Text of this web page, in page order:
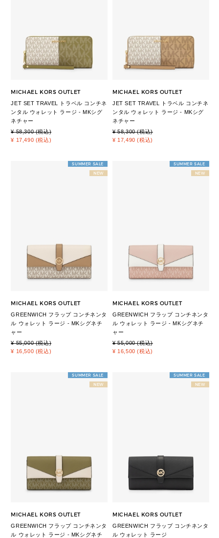
MICHAEL KORS OUTLET
JET SET TRAVEL トラベル コンチネ
ンタル ウォレット ラージ - MKシグ
ネチャー
¥ 58,300 (税込)
¥ 17,490 (税込)
MICHAEL KORS OUTLET
JET SET TRAVEL トラベル コンチネ
ンタル ウォレット ラージ - MKシグ
ネチャー
¥ 58,300 (税込)
¥ 17,490 (税込)
SUMMER SALE
NEW
MICHAEL KORS OUTLET
GREENWICH フラップ コンチネンタ
ル ウォレット ラージ - MKシグネチ
ャー
¥ 55,000 (税込)
¥ 16,500 (税込)
SUMMER SALE
NEW
MICHAEL KORS OUTLET
GREENWICH フラップ コンチネンタ
ル ウォレット ラージ - MKシグネチ
ャー
¥ 55,000 (税込)
¥ 16,500 (税込)
SUMMER SALE
NEW
MICHAEL KORS OUTLET
GREENWICH フラップ コンチネンタ
ル ウォレット ラージ - MKシグネチ
SUMMER SALE
NEW
MICHAEL KORS OUTLET
GREENWICH フラップ コンチネンタ
ル ウォレット ラージ